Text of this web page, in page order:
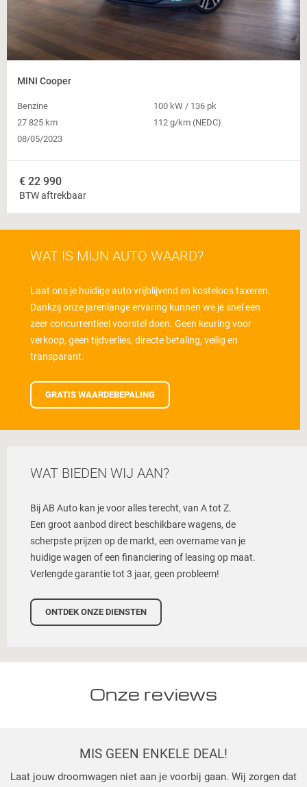
MINI Cooper
Benzine
100 kW / 136 pk
27 825 km
112 g/km (NEDC)
08/05/2023
€ 22 990
BTW aftrekbaar
WAT IS MIJN AUTO WAARD?
Laat ons je huidige auto vrijblijvend en kosteloos taxeren.
Dankzij onze jarenlange ervaring kunnen we je snel een
zeer concurrentieel voorstel doen. Geen keuring voor
verkoop, geen tijdverlies, directe betaling, veilig en
transparant.
GRATIS WAARDEBEPALING
WAT BIEDEN WIJ AAN?
Bij AB Auto kan je voor alles terecht, van A tot Z.
Een groot aanbod direct beschikbare wagens, de
scherpste prijzen op de markt, een overname van je
huidige wagen of een financiering of leasing op maat.
Verlengde garantie tot 3 jaar, geen probleem!
ONTDEK ONZE DIENSTEN
Onze reviews
MIS GEEN ENKELE DEAL!
Laat jouw droomwagen niet aan je voorbij gaan. Wij zorgen dat